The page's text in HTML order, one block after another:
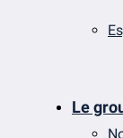
Le